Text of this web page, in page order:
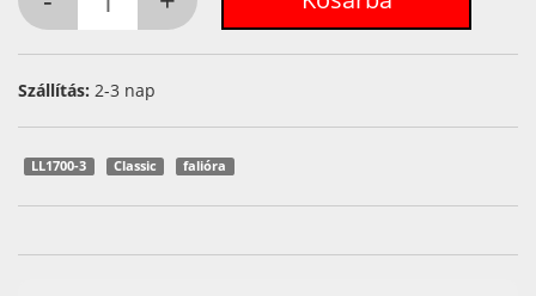
Szállítás: 2-3 nap
LL1700-3 Classic falióra